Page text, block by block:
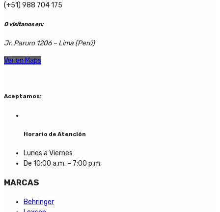
(+51) 988 704 175
O visítanos en:
Jr. Paruro 1206 – Lima (Perú)
Ver en Maps
Aceptamos:
Horario de Atención
Lunes a Viernes
De 10:00 a.m. – 7:00 p.m.
MARCAS
Behringer